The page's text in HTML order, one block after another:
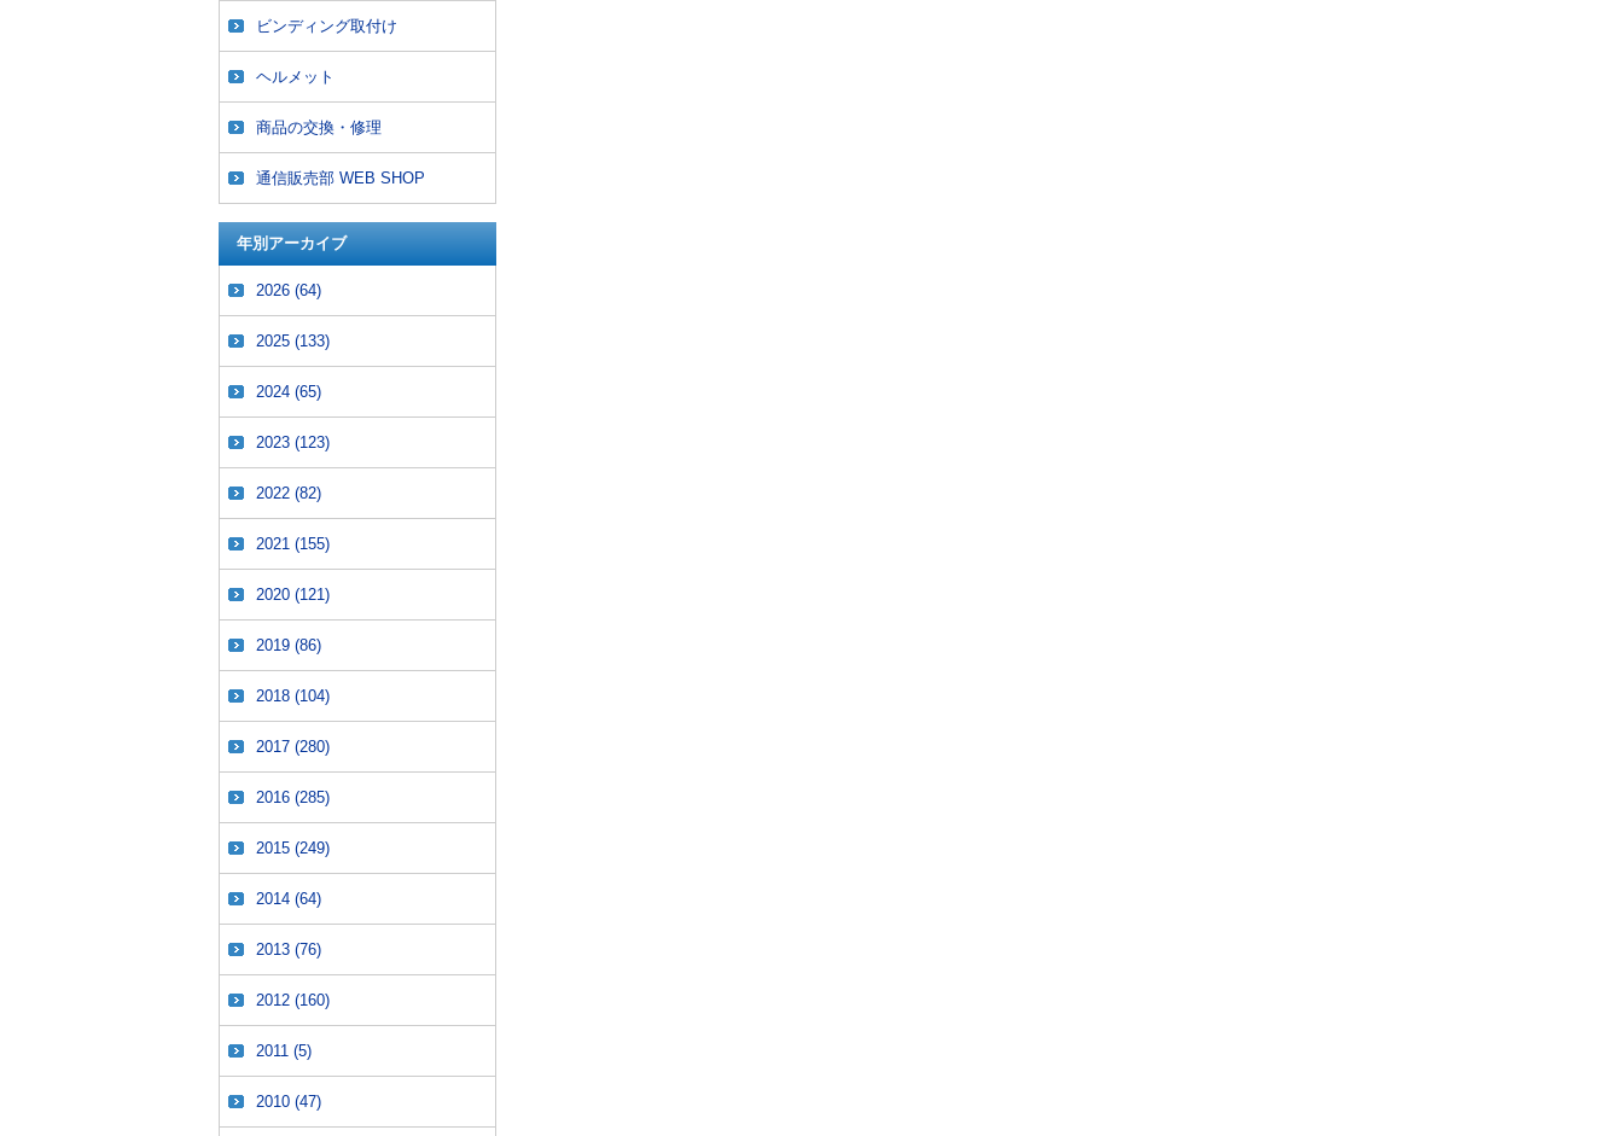
ビンディング取付け
ヘルメット
商品の交換・修理
通信販売部 WEB SHOP
年別アーカイブ
2026 (64)
2025 (133)
2024 (65)
2023 (123)
2022 (82)
2021 (155)
2020 (121)
2019 (86)
2018 (104)
2017 (280)
2016 (285)
2015 (249)
2014 (64)
2013 (76)
2012 (160)
2011 (5)
2010 (47)